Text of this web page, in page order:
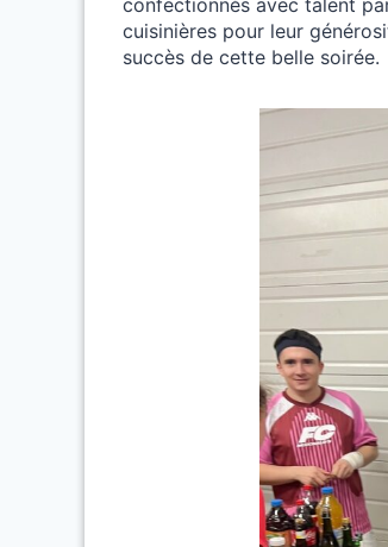
cuisinières pour leur
succès de cette belle soirée.